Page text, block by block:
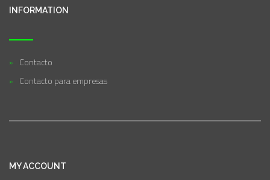
INFORMATION
Contacto
Contacto para empresas
MY ACCOUNT